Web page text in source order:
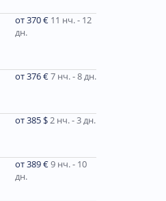
от 370 € 11 нч. - 12
дн.
от 376 €7 нч. - 8 дн.
от 385 $2 нч. - 3 дн.
от 389 €9 нч. - 10
дн.